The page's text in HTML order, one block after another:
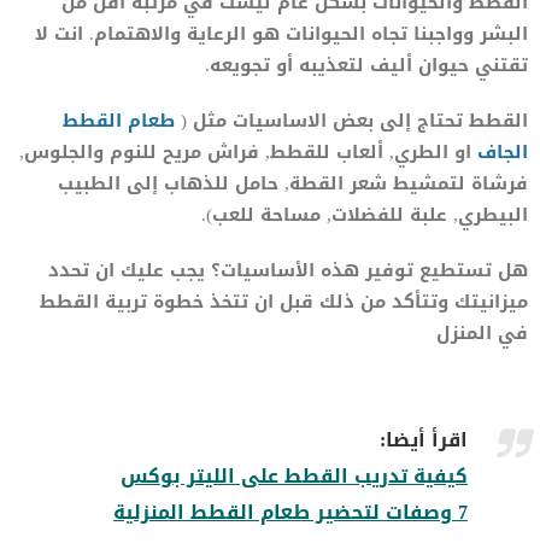
البشر وواجبنا تجاه الحيوانات هو الرعاية والاهتمام. انت لا
تقتني حيوان أليف لتعذيبه أو تجويعه.
القطط تحتاج إلى بعض الاساسيات مثل (طعام القطط
الجاف او الطري, ألعاب للقطط, فراش مريح للنوم والجلوس,
فرشاة لتمشيط شعر القطة, حامل للذهاب إلى الطبيب
البيطري, علبة للفضلات, مساحة للعب).
هل تستطيع توفير هذه الأساسيات؟ يجب عليك ان تحدد
ميزانيتك وتتأكد من ذلك قبل ان تتخذ خطوة تربية القطط
في المنزل
اقرأ أيضا:
كيفية تدريب القطط على الليتر بوكس
7 وصفات لتحضير طعام القطط المنزلية